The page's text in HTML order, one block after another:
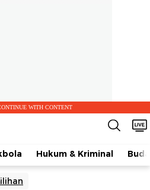
WITH CONTENT
Hukum & Kriminal